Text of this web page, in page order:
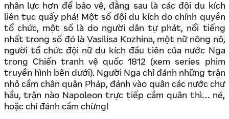
nhân lực hơn để bảo vệ, đằng sau là các đội du kích
liên tục quấy phá! Một số đội du kích do chính quyền
tổ chức, một số là do người dân tự phát, nổi tiếng
nhất trong số đó là Vasilisa Kozhina, một nữ nông nô,
người tổ chức đội nữ du kích đầu tiên của nước Nga
trong Chiến tranh vệ quốc 1812 (xem series phim
truyền hình bên dưới). Người Nga chỉ đánh những trận
nhỏ cầm chân quân Pháp, đánh vào quân các nước chư
hầu, trận nào Napoleon trực tiếp cầm quân thì… né,
hoặc chỉ đánh cầm chừng!